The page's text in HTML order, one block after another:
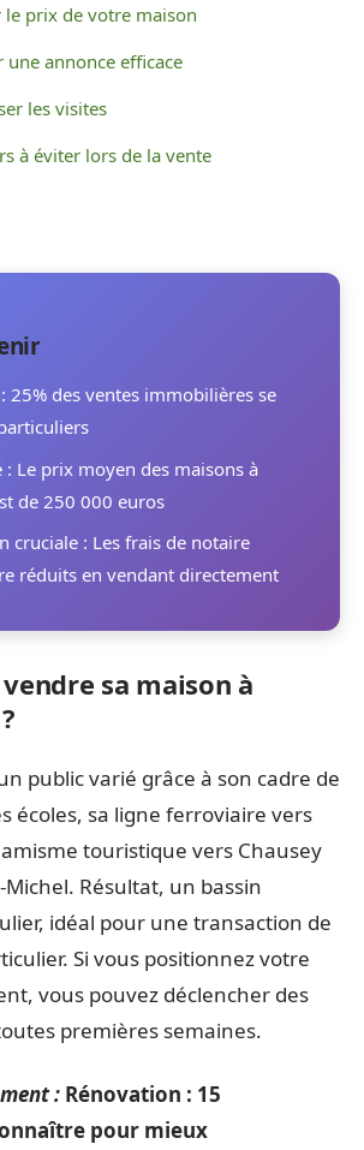
le prix de votre maison
une annonce efficace
les visites
à éviter lors de la vente
25% des ventes immobilières se
: Le prix moyen des maisons à
de 250 000 euros
cruciale : Les frais de notaire
réduits en vendant directement
sa maison à
public varié grâce à son cadre de
écoles, sa ligne ferroviaire vers
touristique vers Chausey
Résultat, un bassin
idéal pour une transaction de
Si vous positionnez votre
vous pouvez déclencher des
premières semaines.
: Rénovation : 15
pour mieux